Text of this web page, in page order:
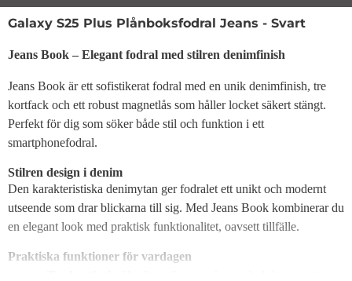
Produktbeskrivning
Galaxy S25 Plus Plånboksfodral Jeans - Svart
Jeans Book – Elegant fodral med stilren denimfinish
Jeans Book är ett sofistikerat fodral med en unik denimfinish, tre
kortfack och ett robust magnetlås som håller locket säkert stängt.
Perfekt för dig som söker både stil och funktion i ett
smartphonefodral.
Stilren design i denim
Den karakteristiska denimytan ger fodralet ett unikt och modernt
utseende som drar blickarna till sig. Med Jeans Book kombinerar du
en elegant look med praktisk funktionalitet, oavsett tillfälle.
Praktiska funktioner för vardagen